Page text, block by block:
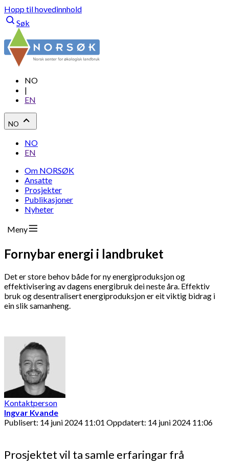
Hopp til hovedinnhold
Søk
NO
|
EN
NO
NO
EN
Om NORSØK
Ansatte
Prosjekter
Publikasjoner
Nyheter
Meny
Fornybar energi i landbruket
Det er store behov både for ny energiproduksjon og
effektivisering av dagens energibruk dei neste åra. Effektiv
bruk og desentralisert energiproduksjon er eit viktig bidrag i
ein slik samanheng.
Kontaktperson
Ingvar Kvande
Publisert: 14 juni 2024 11:01 Oppdatert: 14 juni 2024 11:06
Prosjektet vil ta samle erfaringar frå